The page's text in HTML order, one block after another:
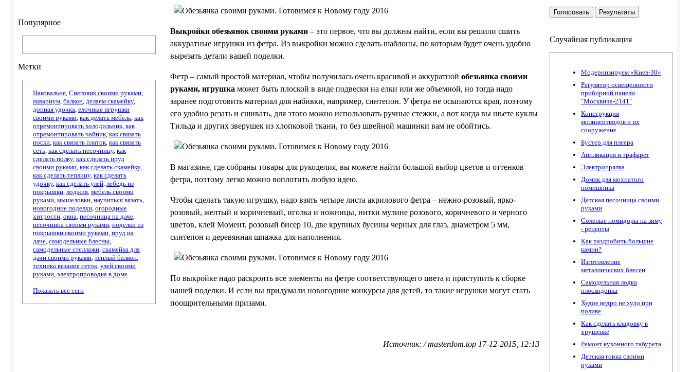
Популярное
Метки
Наковальня, Снеговик своими руками,
аквариум, балкон, делаем скамейку,
донная удочка, елочные игрушки
своими руками, как делать мебель, как
отремонтировать холодильник, как
отремонтировать чайник, как связать
носки, как связать платок, как связать
сеть, как сделать песочницу, как
сделать полку, как сделать пруд
своими руками, как сделать скамейку,
как сделать теплицу, как сделать
удочку, как сделать улей, лебедь из
покрышки, лоджия, мебель своими
руками, мышеловки, научиться вязать,
новогодние поделки, огородные
хитрости, окна, песочница на даче,
песочница своими руками, поделки из
покрышки своими руками, пруд на
даче, самодельные блесны,
самодельные стеллажи, скамейка для
дачи своими руками, теплый балкон,
техника вязания сеток, улей своими
руками, электропроводка в доме
Показать все теги
Выкройки обезьянок своими руками – это первое, что вы должны найти, если вы решили сшить
аккуратные игрушки из фетра. Из выкройки можно сделать шаблоны, по которым будет очень удобно
вырезать детали вашей поделки.
Фетр – самый простой материал, чтобы получилась очень красивой и аккуратной обезьянка своими
руками, игрушка может быть плоской в виде подвески на елки или же объемной, но тогда надо
заранее подготовить материал для набивки, например, синтепон. У фетра не осыпаются края, поэтому
его удобно резать и сшивать, для этого можно использовать ручные стежки, а вот когда вы шьете куклы
Тильда и других зверушек из хлопковой ткани, то без швейной машинки вам не обойтись.
В магазине, где собраны товары для рукоделия, вы можете найти большой выбор цветов и оттенков
фетра, поэтому легко можно воплотить любую идею.
Чтобы сделать такую игрушку, надо взять четыре листа акрилового фетра – нежно-розовый, ярко-
розовый, желтый и коричневый, иголка и ножницы, нитки мулине розового, коричневого и черного
цветов, клей Момент, розовый бисер 10, две крупных бусины черных для глаз, диаметром 5 мм,
синтепон и деревянная шпажка для наполнения.
По выкройке надо раскроить все элементы на фетре соответствующего цвета и приступить к сборке
нашей поделки. И если вы придумали новогодние конкурсы для детей, то такие игрушки могут стать
поощрительными призами.
Источник: / masterdom.top 17-12-2015, 12:13
Голосовать Результаты
Случайная публикация
Модернизируем «Киев-30»
Регулятор освещенности
приборной панели
"Москвича-2141"
Конструкция
молниеотводов и их
сооружение
Бустер для плеера
Аппликация и трафарет
Электропрялка
Домик для мохнатого
помошника
Детская песочница своими
руками
Соленые помидоры на зиму
- рецепты
Как раздробить большие
камни?
Изготовление
металлических блесен
Самодельная лодка
плоскодонка
Худое ведро не худо при
поливе
Как сделать кладовку в
хрущевке
Ремонт кухонного табурета
Детская горка своими
руками